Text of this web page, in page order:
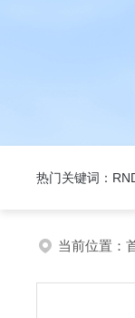
热门关键词：
当前位置：